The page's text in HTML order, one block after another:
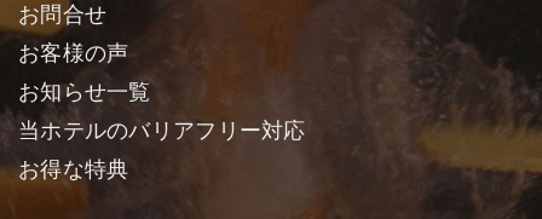
お問合せ
お客様の声
お知らせ一覧
当ホテルのバリアフリー対応
お得な特典